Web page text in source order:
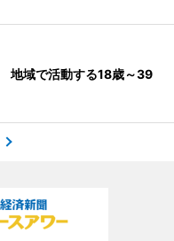
地域で活動する18歳～39